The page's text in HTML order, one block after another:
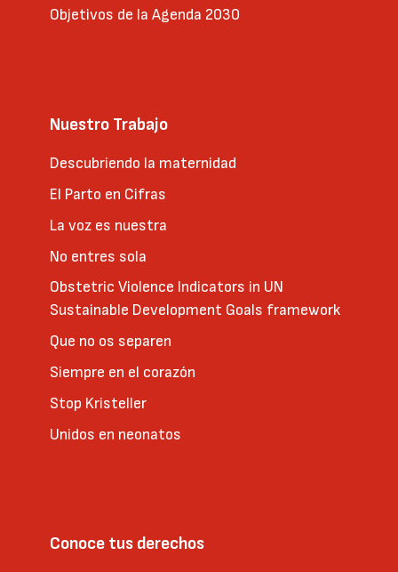
Objetivos de la Agenda 2030
Nuestro Trabajo
Descubriendo la maternidad
El Parto en Cifras
La voz es nuestra
No entres sola
Obstetric Violence Indicators in UN
Sustainable Development Goals framework
Que no os separen
Siempre en el corazón
Stop Kristeller
Unidos en neonatos
Conoce tus derechos